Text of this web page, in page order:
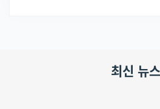
최신 뉴스